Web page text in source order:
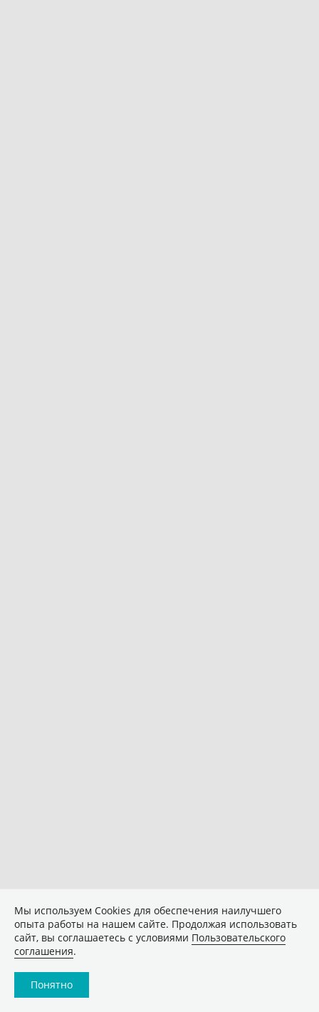
Мы используем Сookies для обеспечения наилучшего
опыта работы на нашем сайте. Продолжая использовать
сайт, вы соглашаетесь с условиями Пользовательского
соглашения.
Понятно